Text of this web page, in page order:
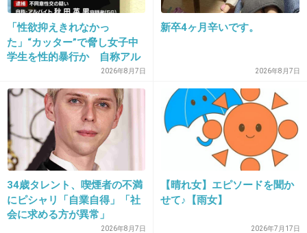
15さん、わかります。
切られてから気づくって、真後ろにいたと思う
のにそれまで気づかなかったのかなぁとか。
シャキンてゆう表現とか。髪の毛切られてたん
ならシャキンよりもジャリジャリてゆう印象ち
ゃうかなぁて思いました。
でも、音楽聴きながらとか、携帯触りながらと
かなら気づかないかもしれないですね。
歩く時も気を付けなければいけないですね。
-3
「性欲抑えきれなかっ
た」“カッター”で脅し女子中
学生を性的暴行か 自称アル
バイトの56歳男を逮捕 千葉
2026年8月7日
新卒4ヶ月辛いです。
2026年8月7日
34歳タレント、喫煙者の不満
にピシャリ「自業自得」「社
会に求める方が異常」
2026年8月7日
【晴れ女】エピソードを聞か
せて♪【雨女】
2026年7月17日